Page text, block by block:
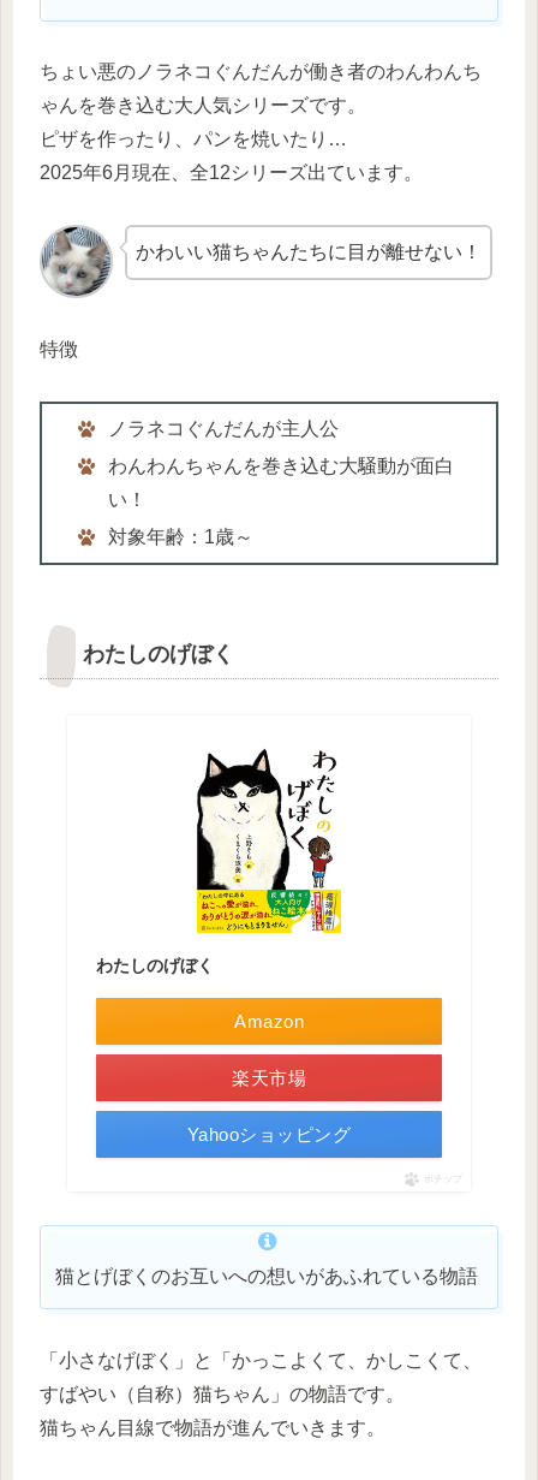
ちょい悪のノラネコぐんだんが働き者のわんわんち
ゃんを巻き込む大人気シリーズです。
ピザを作ったり、パンを焼いたり…
2025年6月現在、全12シリーズ出ています。
かわいい猫ちゃんたちに目が離せない！
特徴
ノラネコぐんだんが主人公
わんわんちゃんを巻き込む大騒動が面白
い！
対象年齢：1歳～
わたしのげぼく
わたしのげぼく
Amazon
楽天市場
Yahooショッピング
ポチップ
猫とげぼくのお互いへの想いがあふれている物語
「小さなげぼく」と「かっこよくて、かしこくて、
すばやい（自称）猫ちゃん」の物語です。
猫ちゃん目線で物語が進んでいきます。